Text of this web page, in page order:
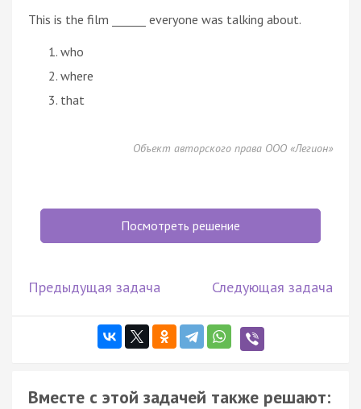
This is the film ______ everyone was talking about.
who
where
that
Объект авторского права ООО «Легион»
Посмотреть решение
Предыдущая задача Следующая задача
Вместе с этой задачей также решают: